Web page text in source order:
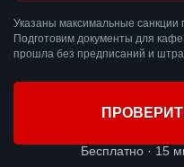
Указаны максимальные
Подготовим документы для
прошла без предписаний и
Бесплатно · 15